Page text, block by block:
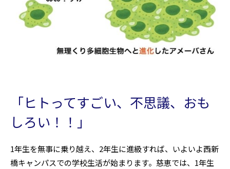
「ヒトってすごい、不思議、おも
しろい！！」
1年生を無事に乗り越え、2年生に進級すれば、いよいよ西新
橋キャンパスでの学校生活が始まります。慈恵では、1年生